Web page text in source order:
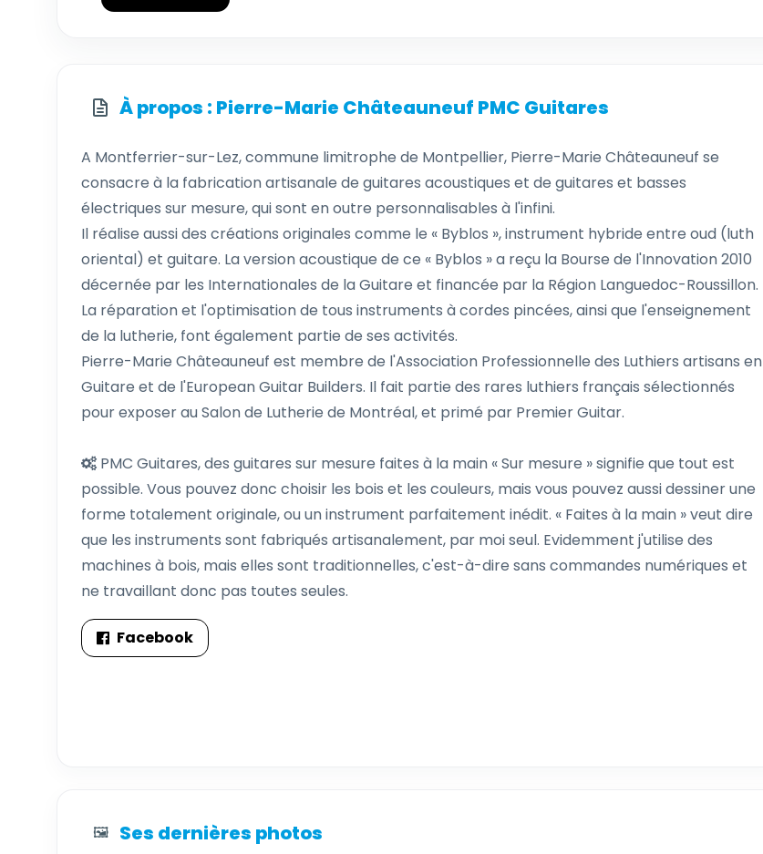
À propos : Pierre-Marie Châteauneuf PMC Guitares
A Montferrier-sur-Lez, commune limitrophe de Montpellier, Pierre-Marie Châteauneuf se
consacre à la fabrication artisanale de guitares acoustiques et de guitares et basses
électriques sur mesure, qui sont en outre personnalisables à l'infini.
Il réalise aussi des créations originales comme le « Byblos », instrument hybride entre oud (luth
oriental) et guitare. La version acoustique de ce « Byblos » a reçu la Bourse de l'Innovation 2010
décernée par les Internationales de la Guitare et financée par la Région Languedoc-Roussillon.
La réparation et l'optimisation de tous instruments à cordes pincées, ainsi que l'enseignement
de la lutherie, font également partie de ses activités.
Pierre-Marie Châteauneuf est membre de l'Association Professionnelle des Luthiers artisans en
Guitare et de l'European Guitar Builders. Il fait partie des rares luthiers français sélectionnés
pour exposer au Salon de Lutherie de Montréal, et primé par Premier Guitar.
PMC Guitares, des guitares sur mesure faites à la main « Sur mesure » signifie que tout est
possible. Vous pouvez donc choisir les bois et les couleurs, mais vous pouvez aussi dessiner une
forme totalement originale, ou un instrument parfaitement inédit. « Faites à la main » veut dire
que les instruments sont fabriqués artisanalement, par moi seul. Evidemment j'utilise des
machines à bois, mais elles sont traditionnelles, c'est-à-dire sans commandes numériques et
ne travaillant donc pas toutes seules.
Facebook
🖼️ Ses dernières photos